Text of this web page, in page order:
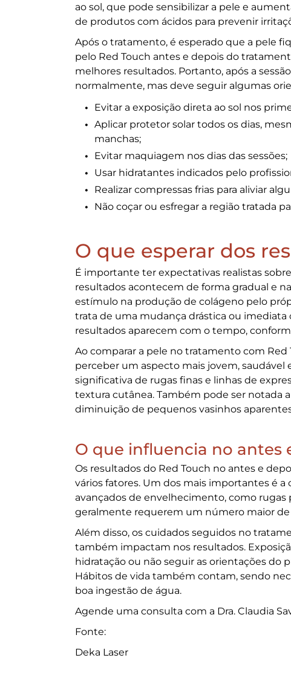
ao sol, que pode sensibilizar a pele e
de produtos com ácidos para prevenir
Após o tratamento, é esperado que a pele
pelo Red Touch antes e depois do
melhores resultados. Portanto, após a
normalmente, mas deve seguir algumas
Evitar a exposição direta ao sol nos
Aplicar protetor solar todos os dias,
manchas;
Evitar maquiagem nos dias das sessões;
Usar hidratantes indicados pelo
Realizar compressas frias para aliviar
Não coçar ou esfregar a região tratada
O que esperar dos
É importante ter expectativas realistas
resultados acontecem de forma gradual e
estímulo na produção de colágeno pelo
trata de uma mudança drástica ou
resultados aparecem com o tempo,
Ao comparar a pele no tratamento com Red
perceber um aspecto mais jovem,
significativa de rugas finas e linhas de
textura cutânea. Também pode ser notada
diminuição de pequenos vasinhos
O que influencia no antes
Os resultados do Red Touch no antes e
vários fatores. Um dos mais importantes é a
avançados de envelhecimento, como
geralmente requerem um número maior de
Além disso, os cuidados seguidos no
também impactam nos resultados.
hidratação ou não seguir as orientações do
Hábitos de vida também contam, sendo
boa ingestão de água.
Agende uma consulta com a Dra. Claudia
Fonte:
Deka Laser